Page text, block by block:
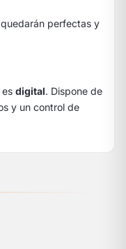
perfectas y
digital. Dispone de
y un control de